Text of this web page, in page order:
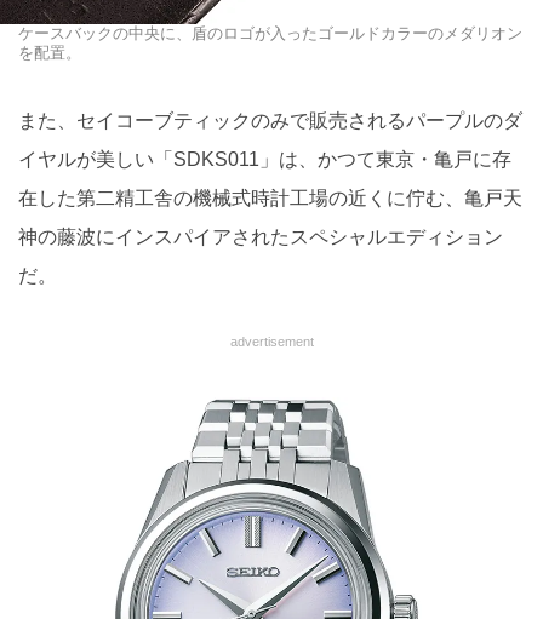
ケースバックの中央に、盾のロゴが入ったゴールドカラーのメダリオン
を配置。
また、セイコーブティックのみで販売されるパープルのダ
イヤルが美しい「SDKS011」は、かつて東京・亀戸に存
在した第二精工舎の機械式時計工場の近くに佇む、亀戸天
神の藤波にインスパイアされたスペシャルエディション
だ。
advertisement